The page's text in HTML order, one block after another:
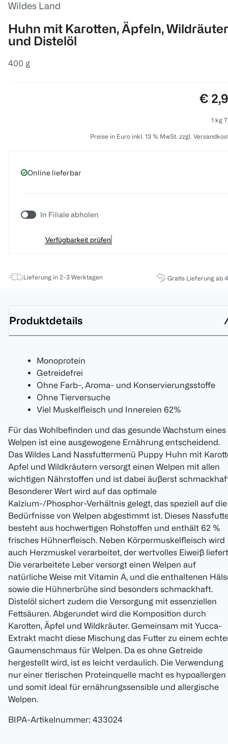
Wildes Land
Huhn mit Karotten, Äpfeln,
und Distelöl
400 g
€
1 kg
Preise in Euro inkl. 13 % MwSt. zzgl.
Online lieferbar
In Filiale abholen
Verfügbarkeit prüfen
Lieferung in 2-3 Werktagen Gratis Lieferung ab
Produktdetails
Monoprotein
Getreidefrei
Ohne Farb-, Aroma- und Konservierungsstoffe
Ohne Tierversuche
Viel Muskelfleisch und Innereien 62%
Für das Wohlbefinden und das gesunde Wachstum eines
Welpen ist eine ausgewogene Ernährung entscheidend.
Das Wildes Land Nassfuttermenü Puppy Huhn mit
Apfel und Wildkräutern versorgt einen Welpen mit allen
wichtigen Nährstoffen und ist dabei äußerst
Besonderer Wert wird auf das optimale
Kalzium-/Phosphor-Verhältnis gelegt, das speziell auf die
Bedürfnisse von Welpen abgestimmt ist. Dieses
besteht aus hochwertigen Rohstoffen und enthält 62 %
frisches Hühnerfleisch. Neben Körpermuskelfleisch wird
auch Herzmuskel verarbeitet, der wertvolles Eiweiß
Die verarbeitete Leber versorgt einen Welpen auf
natürliche Weise mit Vitamin A, und die enthaltenen
sowie die Hühnerbrühe sind besonders schmackhaft.
Distelöl sichert zudem die Versorgung mit essenziellen
Fettsäuren. Abgerundet wird die Komposition durch
Karotten, Äpfel und Wildkräuter. Gemeinsam mit Yucca-
Extrakt macht diese Mischung das Futter zu einem
Gaumenschmaus für Welpen. Da es ohne Getreide
hergestellt wird, ist es leicht verdaulich. Die Verwendung
nur einer tierischen Proteinquelle macht es hypoallergen
und somit ideal für ernährungssensible und allergische
Welpen.
BIPA-Artikelnummer: 433024